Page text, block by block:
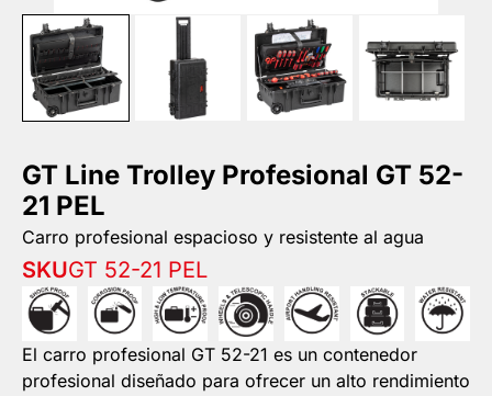
GT Line Trolley Profesional GT 52-
21 PEL
Carro profesional espacioso y resistente al agua
SKUGT 52-21 PEL
El carro profesional GT 52-21 es un contenedor
profesional diseñado para ofrecer un alto rendimiento